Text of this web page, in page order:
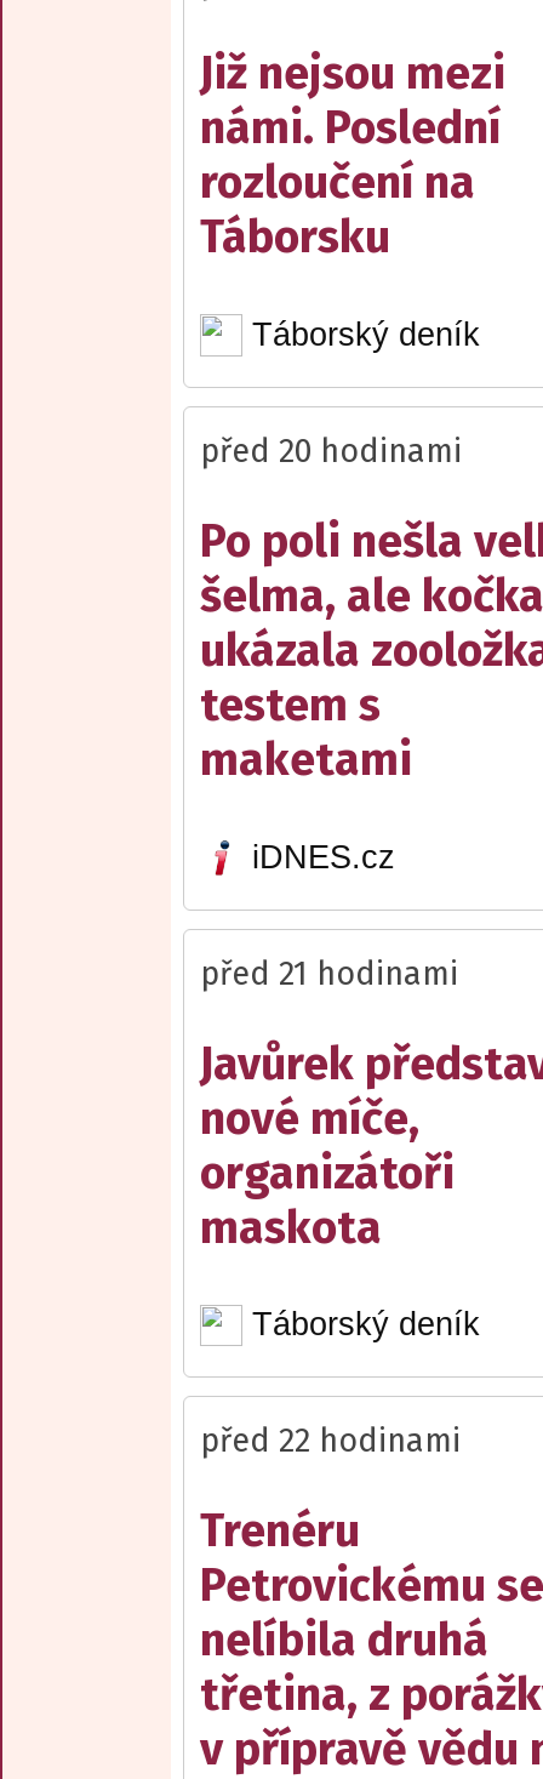
Již nejsou mezi
námi. Poslední
rozloučení na
Táborsku
Táborský deník
před 20 hodinami
Po poli nešla
šelma, ale
ukázala
testem s
maketami
iDNES.cz
před 21 hodinami
Javůrek
nové míče,
organizátoři
maskota
Táborský deník
před 22 hodinami
Trenéru
Petrovickému se
nelíbila druhá
třetina, z
v přípravě vědu